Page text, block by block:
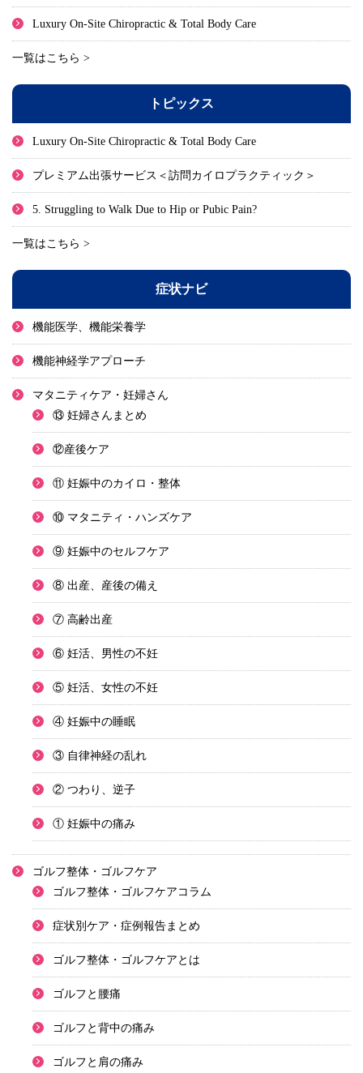
Luxury On-Site Chiropractic & Total Body Care
一覧はこちら >
トピックス
Luxury On-Site Chiropractic & Total Body Care
プレミアム出張サービス＜訪問カイロプラクティック＞
5. Struggling to Walk Due to Hip or Pubic Pain?
一覧はこちら >
症状ナビ
機能医学、機能栄養学
機能神経学アプローチ
マタニティケア・妊婦さん
⑬ 妊婦さんまとめ
⑫産後ケア
⑪ 妊娠中のカイロ・整体
⑩ マタニティ・ハンズケア
⑨ 妊娠中のセルフケア
⑧ 出産、産後の備え
⑦ 高齢出産
⑥ 妊活、男性の不妊
⑤ 妊活、女性の不妊
④ 妊娠中の睡眠
③ 自律神経の乱れ
② つわり、逆子
① 妊娠中の痛み
ゴルフ整体・ゴルフケア
ゴルフ整体・ゴルフケアコラム
症状別ケア・症例報告まとめ
ゴルフ整体・ゴルフケアとは
ゴルフと腰痛
ゴルフと背中の痛み
ゴルフと肩の痛み